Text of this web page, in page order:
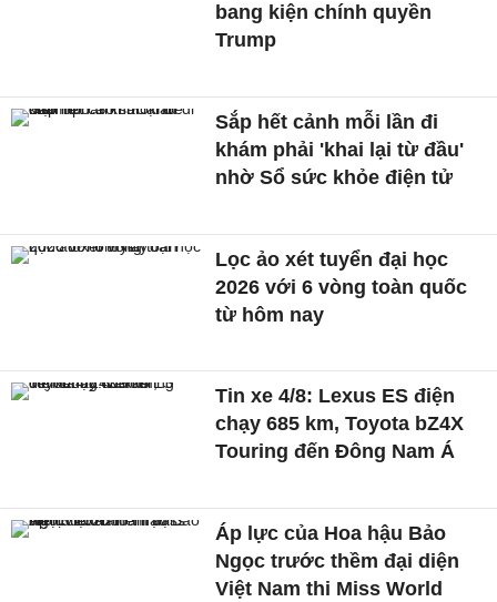
bang kiện chính quyền
Trump
Sắp hết cảnh mỗi lần đi
khám phải 'khai lại từ đầu'
nhờ Sổ sức khỏe điện tử
Lọc ảo xét tuyển đại học
2026 với 6 vòng toàn quốc
từ hôm nay
Tin xe 4/8: Lexus ES điện
chạy 685 km, Toyota bZ4X
Touring đến Đông Nam Á
Áp lực của Hoa hậu Bảo
Ngọc trước thềm đại diện
Việt Nam thi Miss World